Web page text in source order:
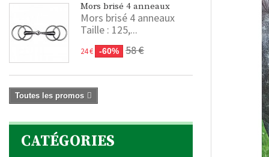
Mors brisé 4 anneaux
Mors brisé 4 anneaux
Taille : 125,...
24 € -60% 58 €
Toutes les promos
CATÉGORIES